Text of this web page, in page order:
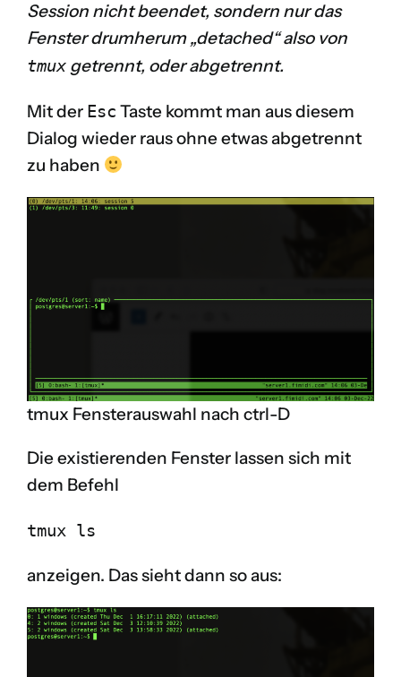
Session nicht beendet, sondern nur das
Fenster drumherum „detached“ also von
tmux getrennt, oder abgetrennt.
Mit der Esc Taste kommt man aus diesem
Dialog wieder raus ohne etwas abgetrennt
zu haben
tmux Fensterauswahl nach ctrl-D
Die existierenden Fenster lassen sich mit
dem Befehl
tmux ls
anzeigen. Das sieht dann so aus: